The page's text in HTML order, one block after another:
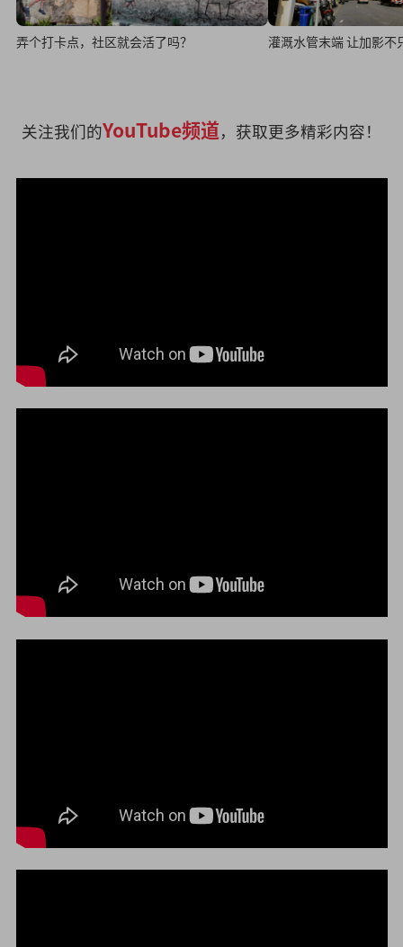
弄个打卡点，社区就会活了吗？ 灌溉水管末端 让加影
关注我们的YouTube频道，获取更多精彩内容！